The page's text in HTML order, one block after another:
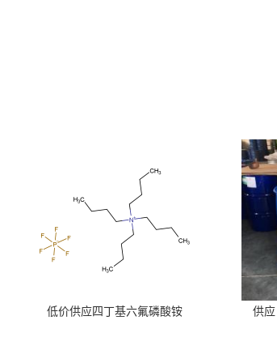
低价供应四丁基六氟磷酸铵
供